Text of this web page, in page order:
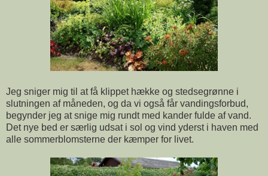
Jeg sniger mig til at få klippet hække og stedsegrønne i
slutningen af måneden, og da vi også får vandingsforbud,
begynder jeg at snige mig rundt med kander fulde af vand.
Det nye bed er særlig udsat i sol og vind yderst i haven med
alle sommerblomsterne der kæmper for livet.